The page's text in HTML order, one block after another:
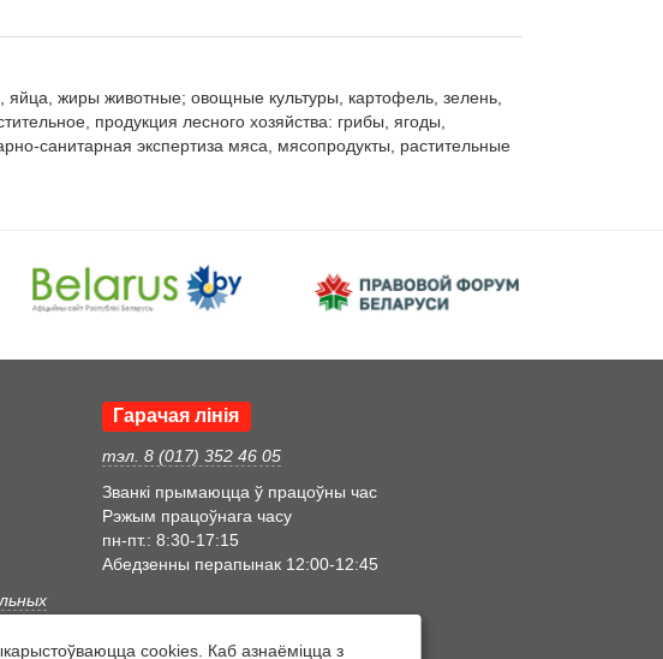
жиры животные; овощные культуры, картофель, зелень,
продукция лесного хозяйства: грибы, ягоды,
санитарная экспертиза мяса, мясопродукты, растительные
Гарачая лінія
тэл. 8 (017) 352 46 05
Званкі прымаюцца ў працоўны час
Рэжым працоўнага часу
пн-пт.: 8:30-17:15
Абедзенны перапынак 12:00-12:45
cookies. Каб азнаёміцца з